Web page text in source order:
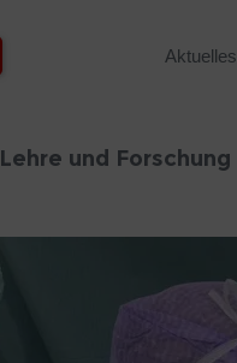
Aktuelles
Lehre und Forschung